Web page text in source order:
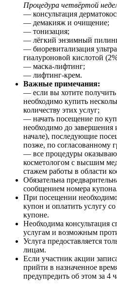
Процедура четвёртой
— консультация
— демакияж и очищение;
— тонизация;
— лёгкий энзимный
— биоревитализация
гиалуроновой кислотой
— маска-лифтинг;
— лифтинг-крем.
Важные примечания:
— если вы хотите получить
необходимо купить
количеству этих услуг;
— начать посещение по
необходимо до завершения
начале), последующие
позже, по согласованному
— все процедуры
косметологом с высшим
стажем работы в области
Обязательна
сообщением номера купона.
При посещении
купон и оплатить услугу
купоне.
Необходима консультация
услугам и возможным
Услуга предоставляется
лицам.
Если участник акции
прийти в назначенное
предупредить об этом за 4